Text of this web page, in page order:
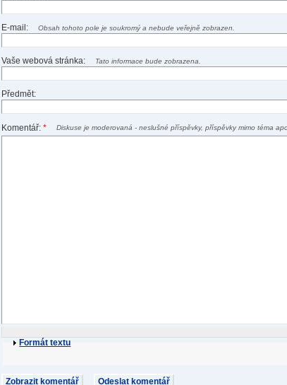
E-mail: Obsah tohoto pole je soukromý a nebude veřejně zobrazen.
Vaše webová stránka: Tato informace bude zobrazena.
Předmět:
Komentář:* Diskuse je moderovaná - neslušné příspěvky, příspěvky mimo téma
Formát textu